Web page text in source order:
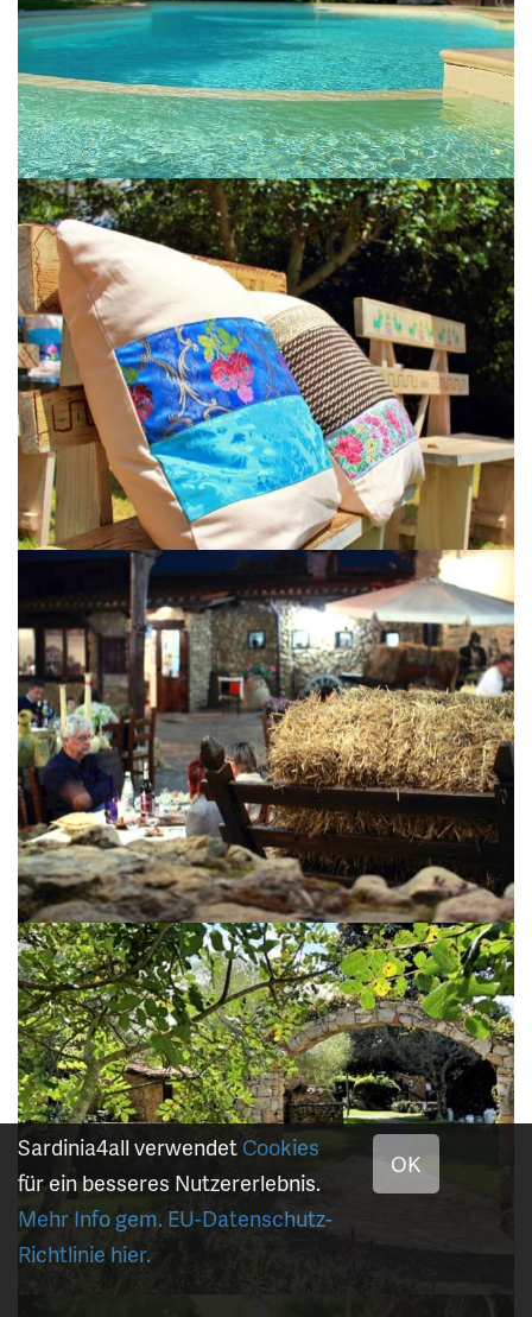
Sardinia4all verwendet Cookies
für ein besseres Nutzererlebnis.
Mehr Info gem. EU-Datenschutz-
Richtlinie hier.
OK